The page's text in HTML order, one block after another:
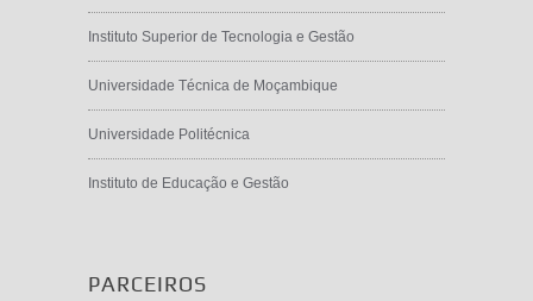
Instituto Superior de Tecnologia e Gestão
Universidade Técnica de Moçambique
Universidade Politécnica
Instituto de Educação e Gestão
PARCEIROS